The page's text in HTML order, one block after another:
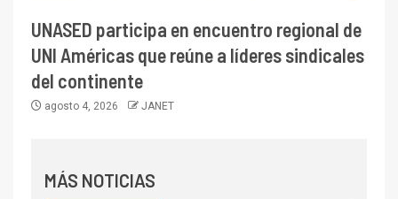
UNASED participa en encuentro regional de
UNI Américas que reúne a líderes sindicales
del continente
agosto 4, 2026 JANET
MÁS NOTICIAS